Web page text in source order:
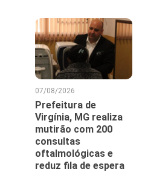
07/08/2026
Prefeitura de
Virgínia, MG realiza
mutirão com 200
consultas
oftalmológicas e
reduz fila de espera